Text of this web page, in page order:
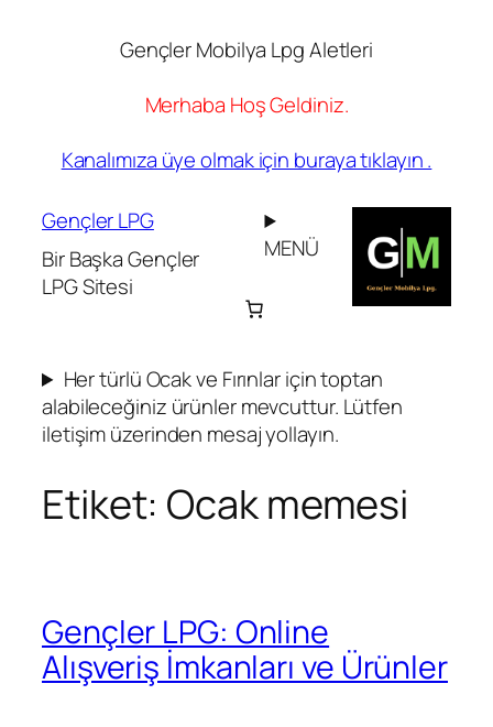
Gençler Mobilya Lpg Aletleri
Merhaba Hoş Geldiniz.
Kanalımıza üye olmak için buraya tıklayın .
geçGençler LPG
Bir Başka Gençler
LPG Sitesi
MENÜ
Her türlü Ocak ve Fırınlar için toptan
alabileceğiniz ürünler mevcuttur. Lütfen
iletişim üzerinden mesaj yollayın.
Etiket: Ocak memesi
Gençler LPG: Online
Alışveriş İmkanları ve Ürünler